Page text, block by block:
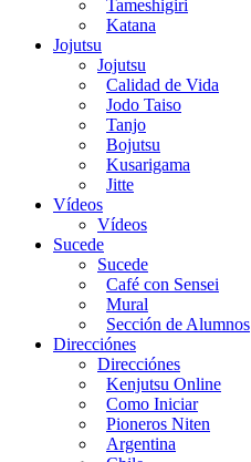
Tameshigiri
Katana
Jojutsu
Jojutsu
Calidad de Vida
Jodo Taiso
Tanjo
Bojutsu
Kusarigama
Jitte
Vídeos
Vídeos
Sucede
Sucede
Café con Sensei
Mural
Sección de Alumnos
Direcciónes
Direcciónes
Kenjutsu Online
Como Iniciar
Pioneros Niten
Argentina